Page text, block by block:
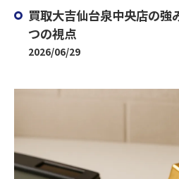
買取大吉仙台泉中央店の強
つの視点
2026/06/29